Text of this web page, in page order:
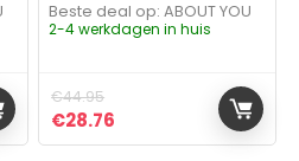
€49.95.
€28.76.
Beste deal op:
ABOUT YOU
2-4 werkdagen in huis
€44.95
Oorspronkelijke prijs
€28.76 Huidige prijs is: